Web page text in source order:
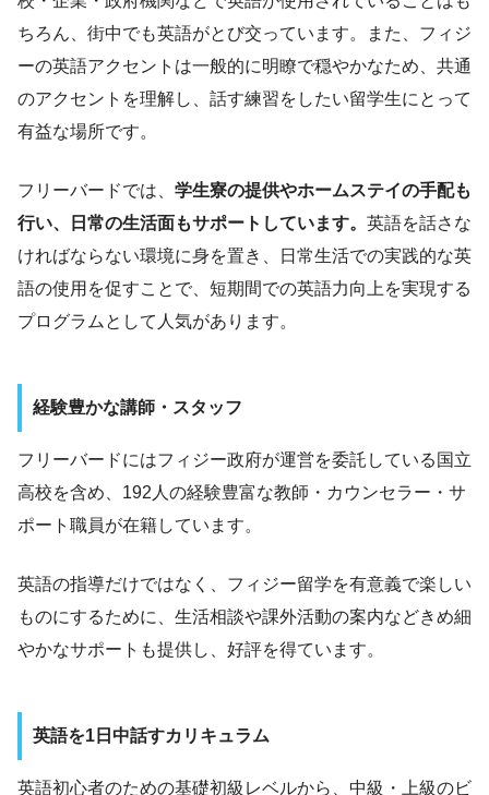
ちろん、街中でも英語がとび交っています。また、フィジ
ーの英語アクセントは一般的に明瞭で穏やかなため、共通
のアクセントを理解し、話す練習をしたい留学生にとって
有益な場所です。
フリーバードでは、 学生寮の提供やホームステイの手配も
行い、日常の生活面もサポートしています。 英語を話さな
ければならない環境に身を置き、日常生活での実践的な英
語の使用を促すことで、短期間での英語力向上を実現する
プログラムとして人気があります。
経験豊かな講師・スタッフ
フリーバードにはフィジー政府が運営を委託している国立
高校を含め、192人の経験豊富な教師・カウンセラー・サ
ポート職員が在籍しています。
英語の指導だけではなく、フィジー留学を有意義で楽しい
ものにするために、生活相談や課外活動の案内などきめ細
やかなサポートも提供し、好評を得ています。
英語を1日中話すカリキュラム
英語初心者のための基礎初級レベルから、中級・上級のビ